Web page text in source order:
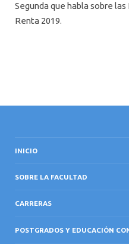
Segunda que habla sobre
Renta 2019.
INICIO
SOBRE LA FACULTAD
CARRERAS
POSTGRADOS Y EDUCACIÓN